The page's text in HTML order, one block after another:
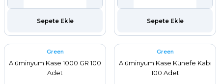
Sepete Ekle Sepete Ekle
Green
Alüminyum Kase 1000 GR 100
Adet
Green
Alüminyum Kase Künefe Kabı
100 Adet